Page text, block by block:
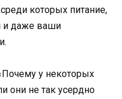
которых питание,
и даже ваши
у некоторых
они не так усердно